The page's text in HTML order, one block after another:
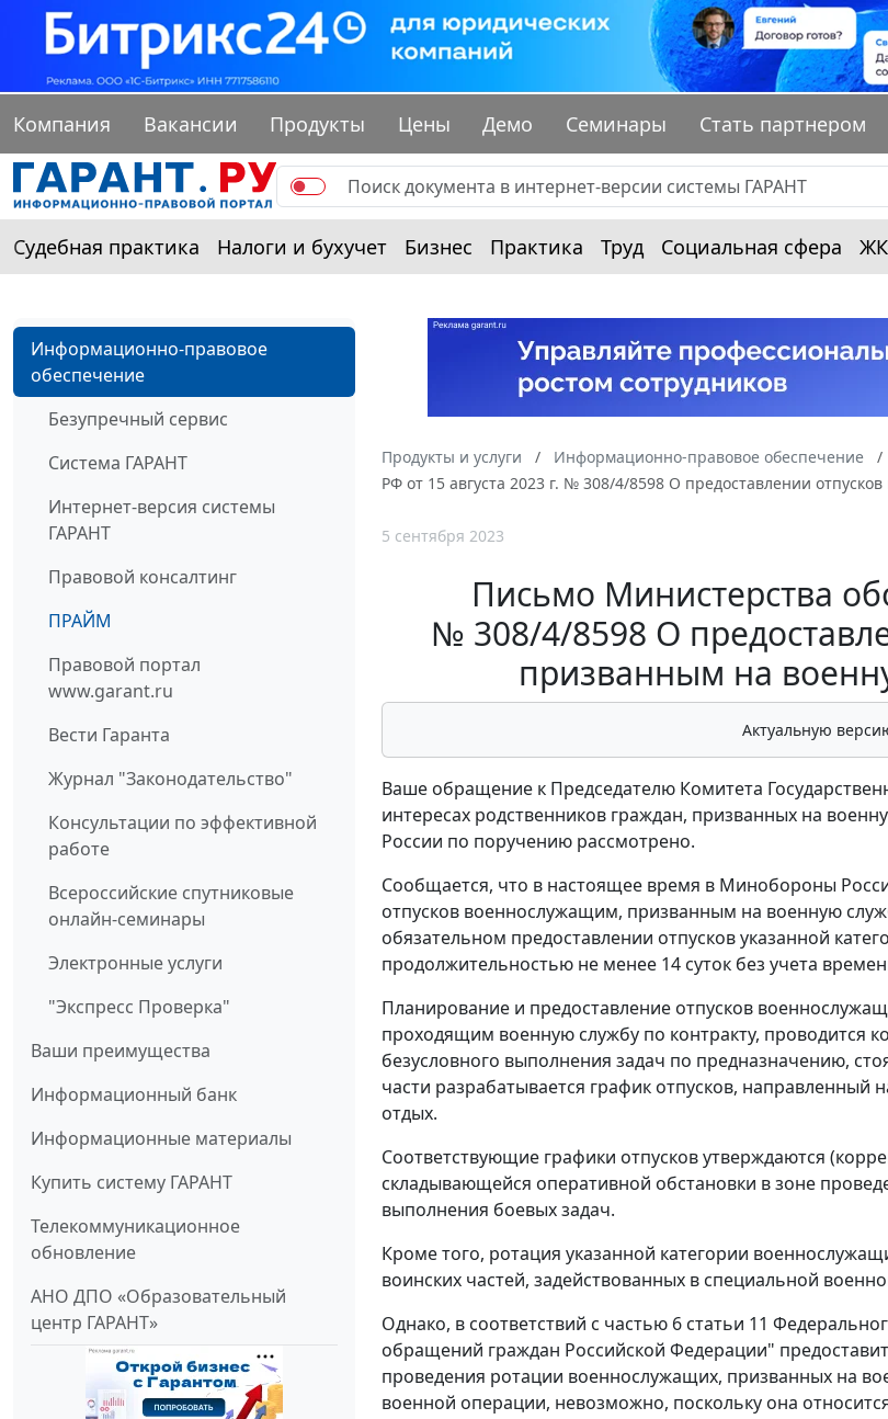
Компания Вакансии Продукты Цены Демо Семинары Стать партнером
Судебная практика Налоги и бухучет Бизнес Практика Труд Социальная сфера
Информационно-правовое
обеспечение
Безупречный сервис
Система ГАРАНТ
Интернет-версия системы
ГАРАНТ
Правовой консалтинг
ПРАЙМ
Правовой портал
www.garant.ru
Вести Гаранта
Журнал "Законодательство"
Консультации по эффективной
работе
Всероссийские спутниковые
онлайн-семинары
Электронные услуги
"Экспресс Проверка"
Ваши преимущества
Информационный банк
Информационные материалы
Купить систему ГАРАНТ
Телекоммуникационное
обновление
АНО ДПО «Образовательный
центр ГАРАНТ»
Продукты и услуги Информационно-правовое обеспечение
РФ от 15 августа 2023 г. № 308/4/8598 О предоставлении
5 сентября 2023
Письмо Министерства
№ 308/4/8598 О
призванным на
Актуальную
Ваше обращение к Председателю Комитета
интересах родственников граждан, призванных на
России по поручению рассмотрено.
Сообщается, что в настоящее время в Минобороны
отпусков военнослужащим, призванным на военную
обязательном предоставлении отпусков указанной
продолжительностью не менее 14 суток без учета
Планирование и предоставление отпусков
проходящим военную службу по контракту, проводится
безусловного выполнения задач по предназначению,
части разрабатывается график отпусков,
отдых.
Соответствующие графики отпусков утверждаются
складывающейся оперативной обстановки в зоне
выполнения боевых задач.
Кроме того, ротация указанной категории
воинских частей, задействованных в специальной
Однако, в соответствий с частью 6 статьи 11
обращений граждан Российской Федерации"
проведения ротации военнослужащих, призванных на
военной операции, невозможно, поскольку она